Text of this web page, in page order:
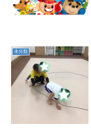
未分類